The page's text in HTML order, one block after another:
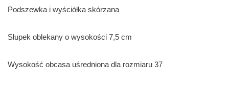
Podszewka i wyściółka skórzana
Słupek oblekany o wysokości 7,5 cm
Wysokość obcasa uśredniona dla rozmiaru 37